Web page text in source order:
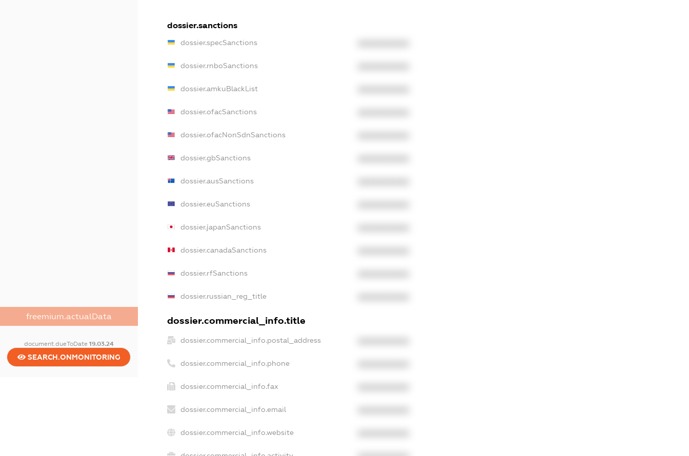
freemium.actualData
document.dueToDate 19.03.24
SEARCH.ONMONITORING
dossier.sanctions
dossier.specSanctions
dossier.rnboSanctions
dossier.amkuBlackList
dossier.ofacSanctions
dossier.ofacNonSdnSanctions
dossier.gbSanctions
dossier.ausSanctions
dossier.euSanctions
dossier.japanSanctions
dossier.canadaSanctions
dossier.rfSanctions
dossier.russian_reg_title
dossier.commercial_info.title
dossier.commercial_info.postal_address
dossier.commercial_info.phone
dossier.commercial_info.fax
dossier.commercial_info.email
dossier.commercial_info.website